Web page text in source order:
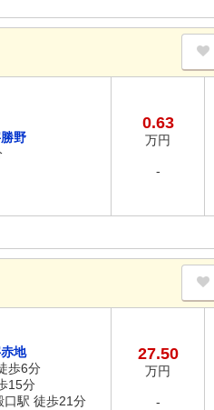
野
0.63
万円
-
地
歩6分
15分
口駅 徒歩21分
27.50
万円
-